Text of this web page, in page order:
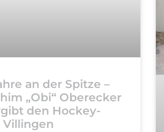
an der Spitze –
„Obi“ Oberecker
den Hockey-
Villingen